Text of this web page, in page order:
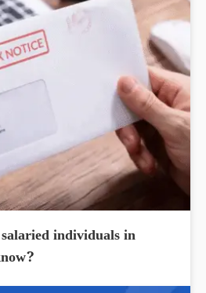
individuals in